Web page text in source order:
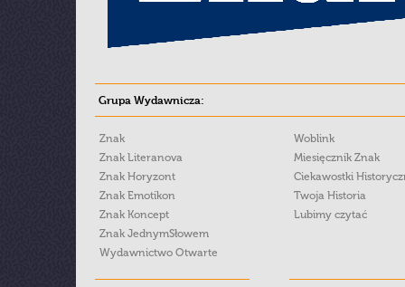
Grupa Wydawnicza:
Znak
Znak Literanova
Znak Horyzont
Znak Emotikon
Znak Koncept
Znak JednymSłowem
Wydawnictwo Otwarte
Woblink
Miesięcznik Znak
Ciekawostki
Twoja Historia
Lubimy czytać